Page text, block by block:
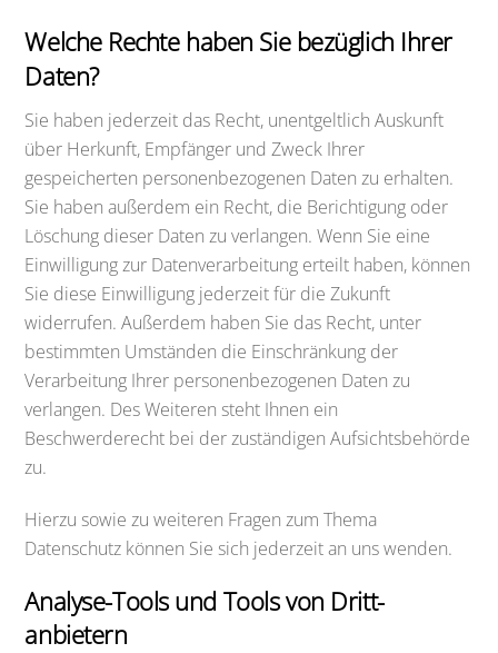
Welche Rechte haben Sie bezüglich Ihrer
Daten?
Sie haben jederzeit das Recht, unentgeltlich Auskunft
über Herkunft, Empfänger und Zweck Ihrer
gespeicherten personenbezogenen Daten zu erhalten.
Sie haben außerdem ein Recht, die Berichtigung oder
Löschung dieser Daten zu verlangen. Wenn Sie eine
Einwilligung zur Datenverarbeitung erteilt haben, können
Sie diese Einwilligung jederzeit für die Zukunft
widerrufen. Außerdem haben Sie das Recht, unter
bestimmten Umständen die Einschränkung der
Verarbeitung Ihrer personenbezogenen Daten zu
verlangen. Des Weiteren steht Ihnen ein
Beschwerderecht bei der zuständigen Aufsichtsbehörde
zu.
Hierzu sowie zu weiteren Fragen zum Thema
Datenschutz können Sie sich jederzeit an uns wenden.
Analyse-Tools und Tools von Dritt­
anbietern